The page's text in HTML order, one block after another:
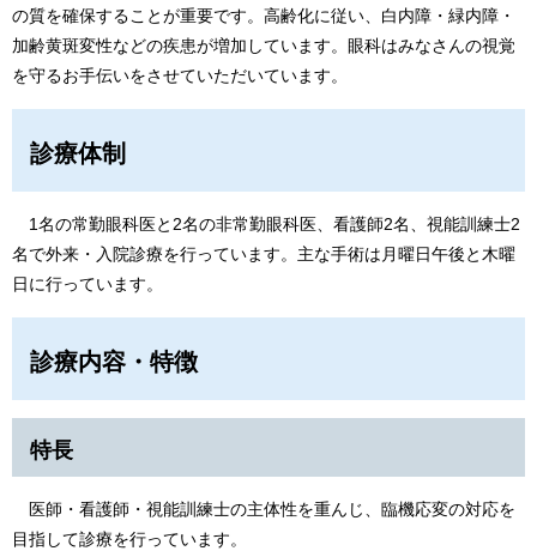
の質を確保することが重要です。高齢化に従い、白内障・緑内障・
加齢黄斑変性などの疾患が増加しています。眼科はみなさんの視覚
を守るお手伝いをさせていただいています。
診療体制
1名の常勤眼科医と2名の非常勤眼科医、看護師2名、視能訓練士2
名で外来・入院診療を行っています。主な手術は月曜日午後と木曜
日に行っています。
診療内容・特徴
特長
医師・看護師・視能訓練士の主体性を重んじ、臨機応変の対応を
目指して診療を行っています。